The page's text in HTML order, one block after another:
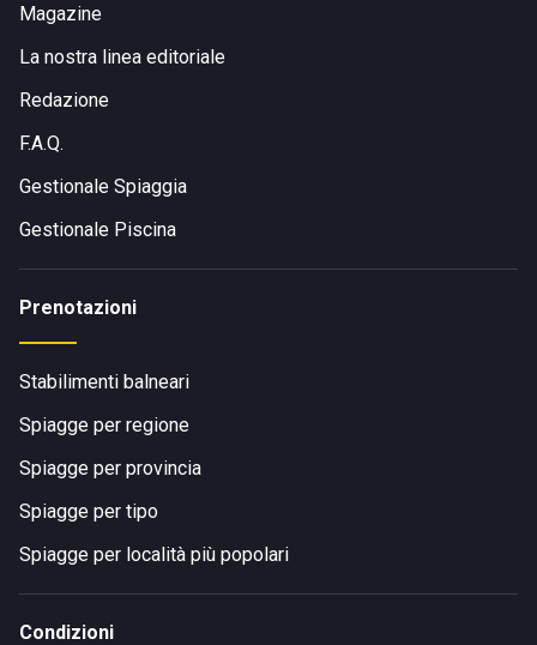
Magazine
La nostra linea editoriale
Redazione
F.A.Q.
Gestionale Spiaggia
Gestionale Piscina
Prenotazioni
Stabilimenti balneari
Spiagge per regione
Spiagge per provincia
Spiagge per tipo
Spiagge per località più popolari
Condizioni